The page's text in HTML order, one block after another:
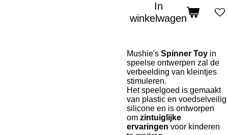
In
winkelwagen
Mushie's Spinner Toy in
speelse ontwerpen zal de
verbeelding van kleintjes
stimuleren.
Het speelgoed is gemaakt
van plastic en voedselveilig
silicone en is ontworpen
om zintuiglijke
ervaringen voor kinderen